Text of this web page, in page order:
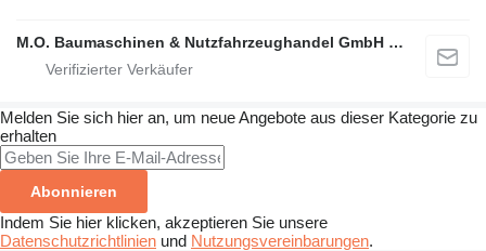
M.O. Baumaschinen & Nutzfahrzeughandel GmbH & CO.
Melden Sie sich hier an, um neue Angebote aus dieser Kategorie zu
erhalten
Abonnieren
Indem Sie hier klicken, akzeptieren Sie unsere
Datenschutzrichtlinien und Nutzungsvereinbarungen.